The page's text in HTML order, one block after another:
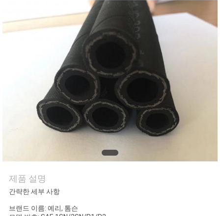
리
회
를
요
제품 설명
간략한 세부 사항
브랜드 이름: 예리, 톰슨